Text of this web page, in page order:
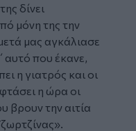
δίνει
μόνη της την
μας αγκάλιασε
που έκανε,
η γιατρός και οι
η ώρα οι
βρουν την αιτία